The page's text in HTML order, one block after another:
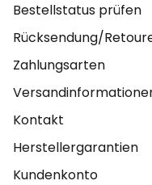
Bestellstatus prüfen
Rücksendung/
Zahlungsarten
Kontakt
Herstellergarantien
Kundenkonto